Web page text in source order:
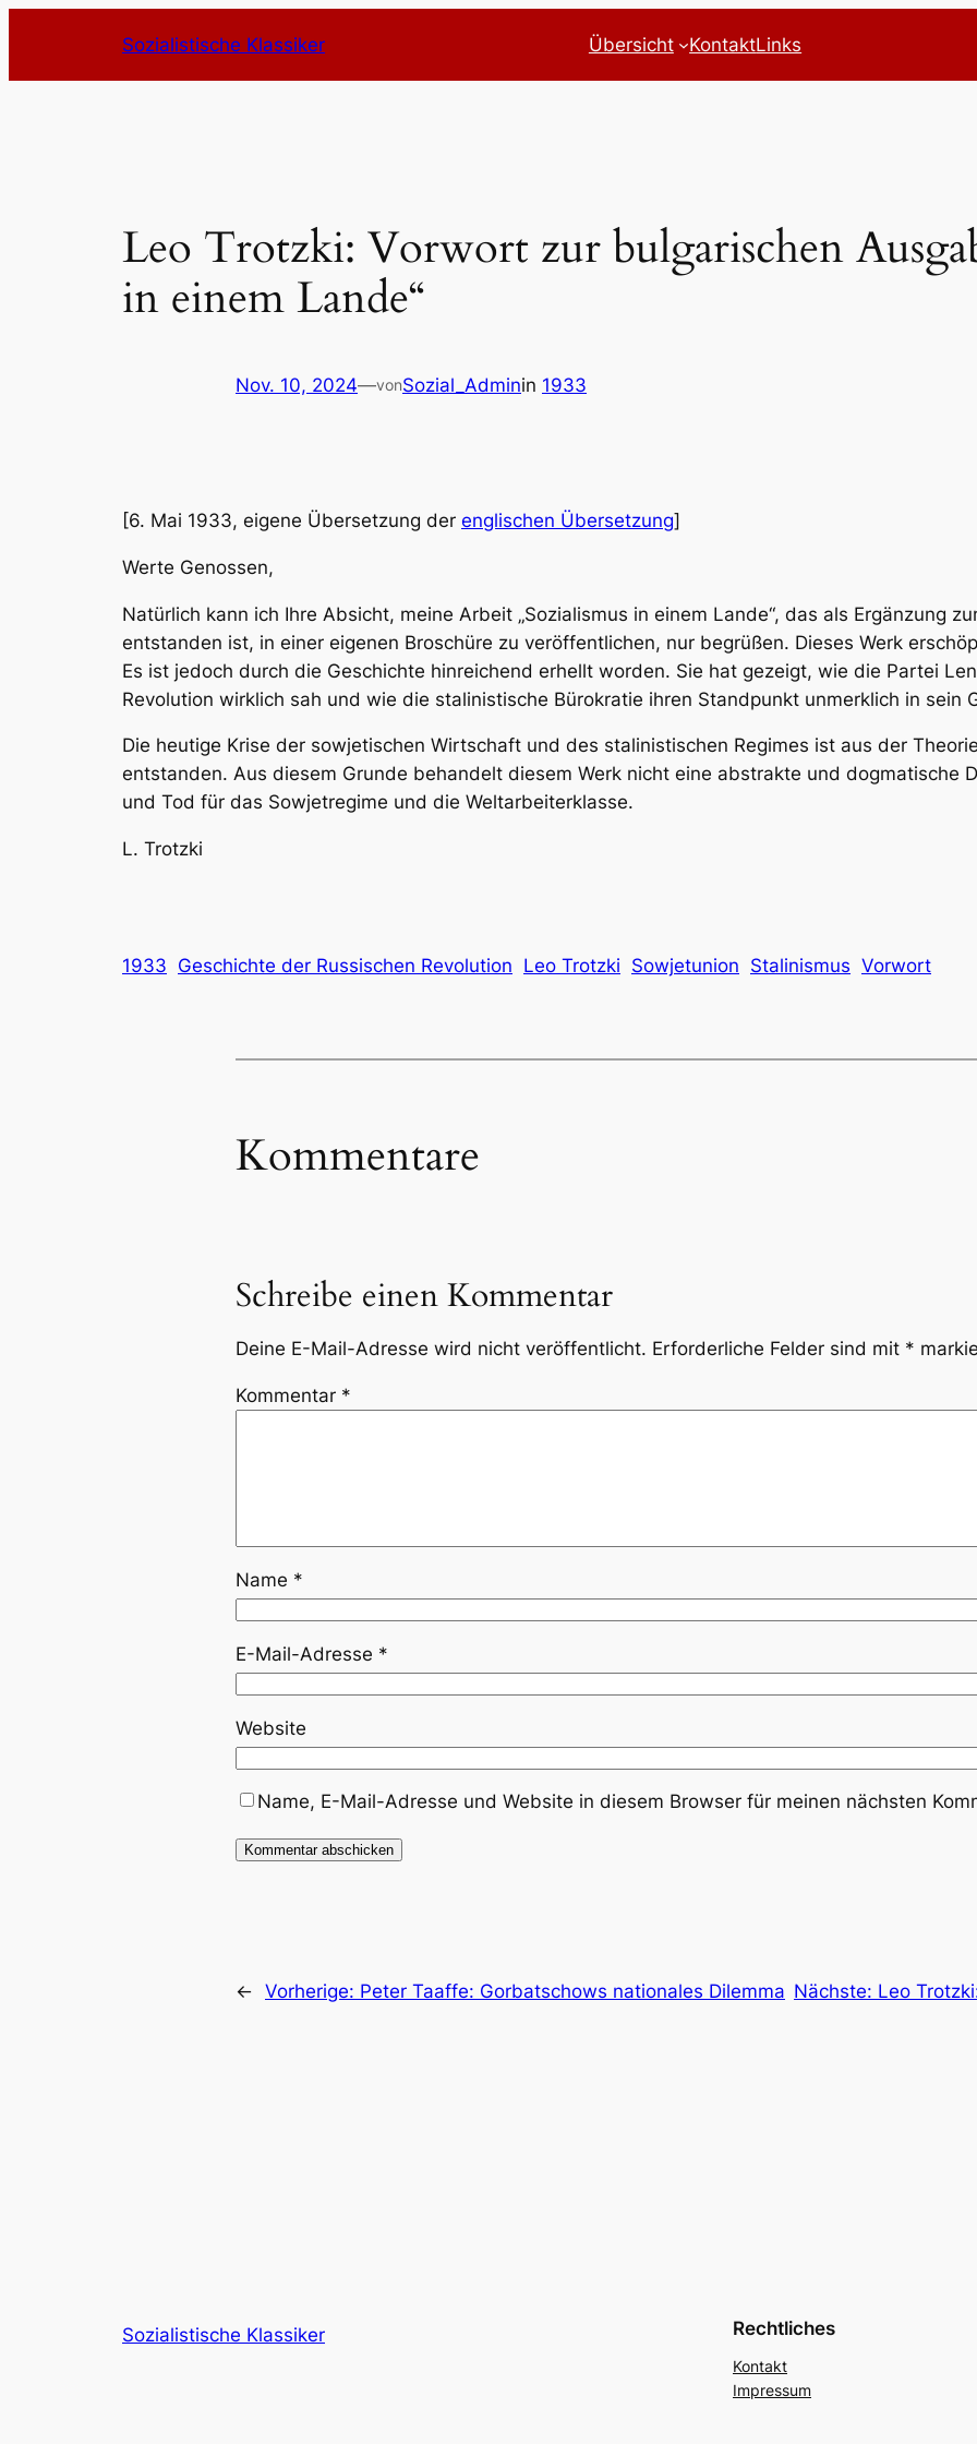
springen
Sozialistische Klassiker Übersicht KontaktLinks
Leo Trotzki: Vorwort zur bulgarischen
in einem Lande“
Nov. 10, 2024—vonSozial_Adminin 1933
[6. Mai 1933, eigene Übersetzung der englischen Übersetzung]
Werte Genossen,
Natürlich kann ich Ihre Absicht, meine Arbeit „Sozialismus in einem Lande“, das als Ergänzung
entstanden ist, in einer eigenen Broschüre zu veröffentlichen, nur begrüßen. Dieses Werk
Es ist jedoch durch die Geschichte hinreichend erhellt worden. Sie hat gezeigt, wie die Partei
Revolution wirklich sah und wie die stalinistische Bürokratie ihren Standpunkt unmerklich in sein
Die heutige Krise der sowjetischen Wirtschaft und des stalinistischen Regimes ist aus der
entstanden. Aus diesem Grunde behandelt diesem Werk nicht eine abstrakte und dogmatische
und Tod für das Sowjetregime und die Weltarbeiterklasse.
L. Trotzki
1933 Geschichte der Russischen Revolution Leo Trotzki Sowjetunion Stalinismus Vorwort
Kommentare
Schreibe einen Kommentar
Deine E-Mail-Adresse wird nicht veröffentlicht. Erforderliche Felder sind mit *
Kommentar *
Name *
E-Mail-Adresse *
Website
Name, E-Mail-Adresse und Website in diesem Browser für meinen nächsten
← Vorherige: Peter Taaffe: Gorbatschows nationales Dilemma Nächste: Leo
Sozialistische Klassiker Rechtliches
Kontakt
Impressum